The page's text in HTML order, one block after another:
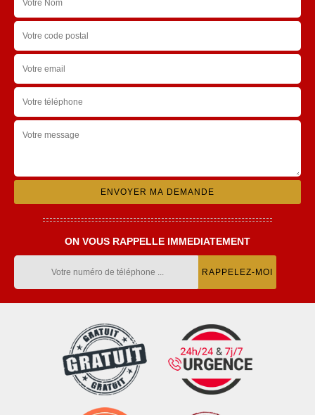
ON VOUS RAPPELLE IMMEDIATEMENT